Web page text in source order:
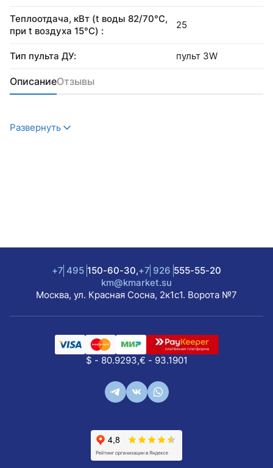
Теплоотдача, кВт (t воды 82/70°С,
при t воздуха 15°С) :
25
Тип пульта ДУ: пульт 3W
ОписаниеОтзывы
Развернуть
+7 495 150-60-30,+7 926 555-55-20
km@kmarket.su
Москва, ул. Красная Сосна, 2к1с1. Ворота №7
$ - 80.9293,€ - 93.1901